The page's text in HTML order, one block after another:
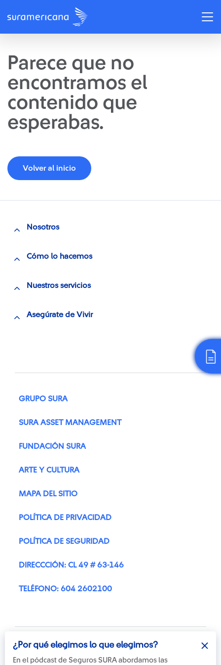
¿Por qué elegimos lo que elegimos?
En el pódcast de Seguros SURA abordamos las
Parece que no
encontramos el
contenido que
esperabas.
Volver al inicio
Nosotros
Cómo lo hacemos
Nuestros servicios
Asegúrate de Vivir
GRUPO SURA
SURA ASSET MANAGEMENT
FUNDACIÓN SURA
ARTE Y CULTURA
MAPA DEL SITIO
POLÍTICA DE PRIVACIDAD
POLÍTICA DE SEGURIDAD
DIRECCCIÓN: CL 49 # 63-146
TELÉFONO: 604 2602100